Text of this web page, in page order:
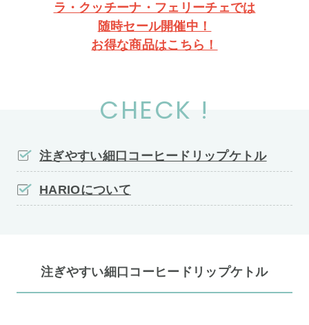
ラ・クッチーナ・フェリーチェでは
随時セール開催中！
お得な商品はこちら！
CHECK !
注ぎやすい細口コーヒードリップケトル
HARIOについて
注ぎやすい細口コーヒードリップケトル